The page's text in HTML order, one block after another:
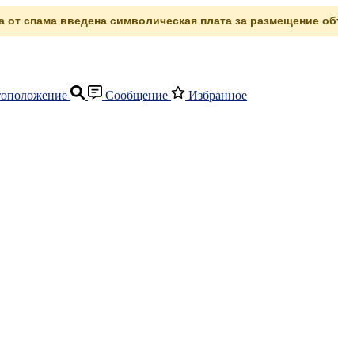
спама введена символическая плата за размещение
Сообщение Избранное